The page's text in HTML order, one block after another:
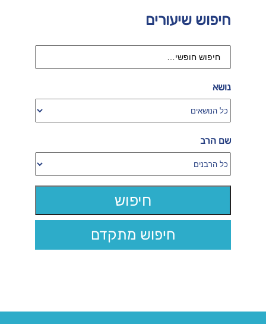
חיפוש שיעורים
נושא
שם הרב
חיפוש מתקדם